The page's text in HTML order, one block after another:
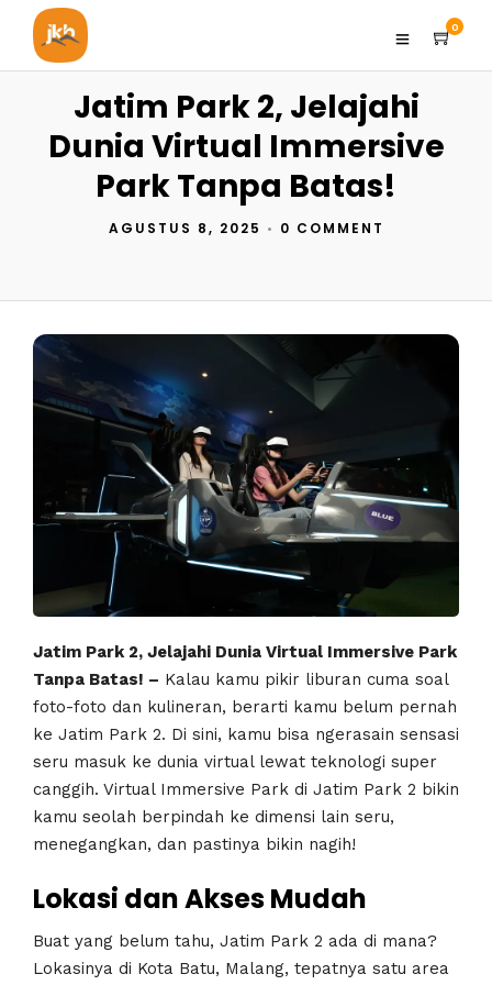
0
Jatim Park 2, Jelajahi
Dunia Virtual Immersive
Park Tanpa Batas!
AGUSTUS 8, 2025 • 0 COMMENT
Jatim Park 2, Jelajahi Dunia Virtual Immersive Park
Tanpa Batas! – Kalau kamu pikir liburan cuma soal
foto-foto dan kulineran, berarti kamu belum pernah
ke Jatim Park 2. Di sini, kamu bisa ngerasain sensasi
seru masuk ke dunia virtual lewat teknologi super
canggih. Virtual Immersive Park di Jatim Park 2 bikin
kamu seolah berpindah ke dimensi lain seru,
menegangkan, dan pastinya bikin nagih!
Lokasi dan Akses Mudah
Buat yang belum tahu, Jatim Park 2 ada di mana?
Lokasinya di Kota Batu, Malang, tepatnya satu area